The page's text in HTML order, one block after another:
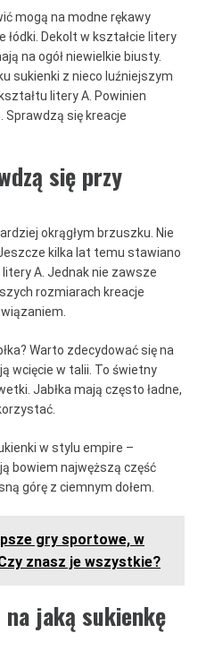
mogą na modne rękawy
łódki. Dekolt w kształcie litery
na ogół niewielkie biusty.
sukienki z nieco luźniejszym
litery A. Powinien
Sprawdzą się kreacje
się przy
okrągłym brzuszku. Nie
kilka lat temu stawiano
A. Jednak nie zawsze
rozmiarach kreacje
Warto zdecydować się na
wcięcie w talii. To świetny
Jabłka mają często ładne,
w stylu empire –
bowiem najwęższą część
górę z ciemnym dołem.
gry sportowe, w
znasz je wszystkie?
jaką sukienkę